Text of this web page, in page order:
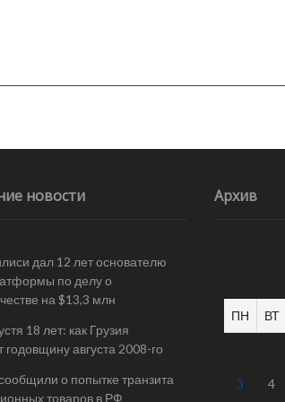
новости
дал 12 лет основателю
по делу о
на $13,3 млн
18 лет: как Грузия
годовщину августа 2008-го
о попытке транзита
товаров в РФ
Архив
ПН ВТ
3 4